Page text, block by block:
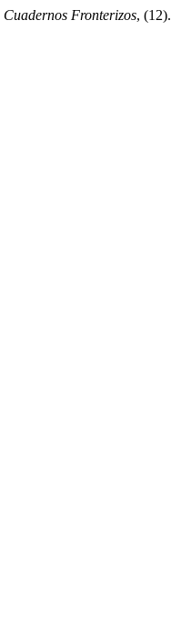
Cuadernos Fronterizos,